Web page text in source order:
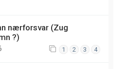
nærforsvar (Zug
?)
1 2 3 4